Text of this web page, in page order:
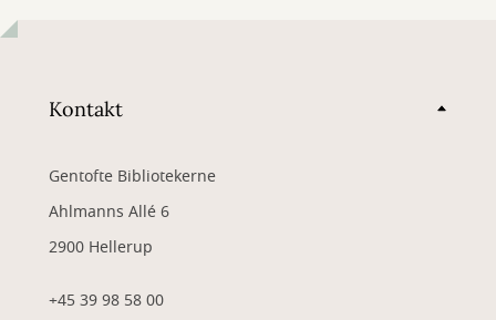
Kontakt
Gentofte Bibliotekerne
Ahlmanns Allé 6
2900 Hellerup
+45 39 98 58 00